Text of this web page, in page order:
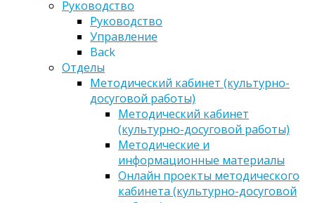
Руководство
Руководство
Управление
Back
Отделы
Методический кабинет (культурно-
досуговой работы)
Методический кабинет
(культурно-досуговой работы)
Методические и
информационные материалы
Онлайн проекты методического
кабинета (культурно-досуговой